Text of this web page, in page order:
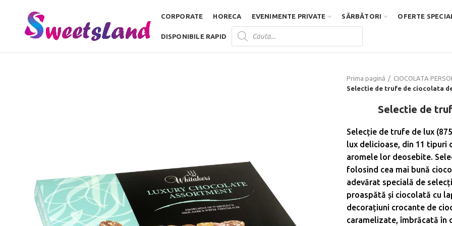
CORPORATE HORECA EVENIMENTE PRIVATE SĂRBĂTORI OFERTE
DISPONIBILE RAPID
Products
search
Prima pagină CIOCOLATA
Selectie de trufe de ciocolata de
Selectie de
Selecție de trufe de lux
lux delicioase, din 11 tipuri
aromele lor deosebite.
folosind cea mai bună
adevărat specială de
proaspătă și ciocolată cu
decorațiuni crocante de
caramelizate, îmbrăcată în